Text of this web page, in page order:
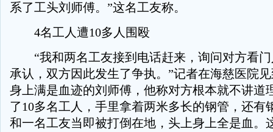
系了工头刘师傅。”这名工友称。
4名工人遭10多人围殴
“我和两名工友接到电话赶来，询问对方看门
承认，双方因此发生了争执。”记者在海慈医院
身上满是血迹的刘师傅，他称对方根本就不讲道
了10多名工人，手里拿着两米多长的钢管，还有
和一名工友当即被打倒在地，头上身上全是血。